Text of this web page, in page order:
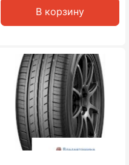
В корзину